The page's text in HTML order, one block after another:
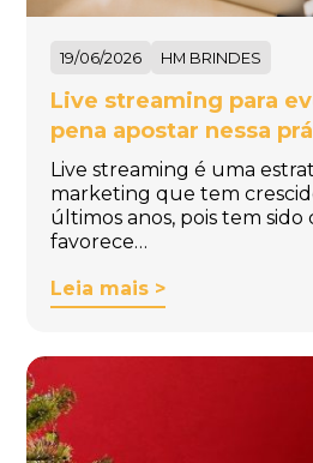
19/06/2026 HM BRINDES
Live streaming para
pena apostar nessa
Live streaming é uma
marketing que tem
últimos anos, pois tem
favorece…
Leia mais >